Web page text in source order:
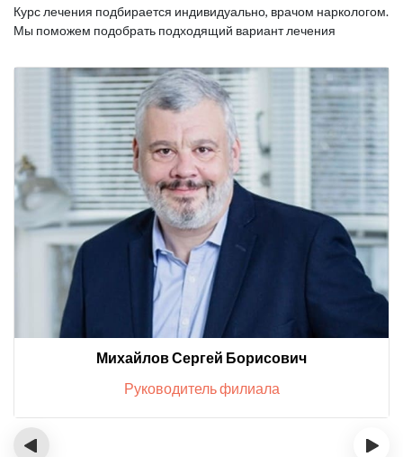
Курс лечения подбирается индивидуально, врачом наркологом.
Мы поможем подобрать подходящий вариант лечения
Михайлов Сергей Борисович
Руководитель филиала
‹ ›